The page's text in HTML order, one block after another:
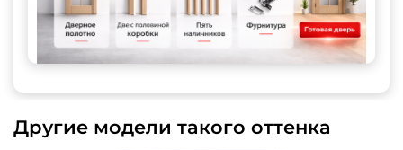
Другие модели такого оттенка